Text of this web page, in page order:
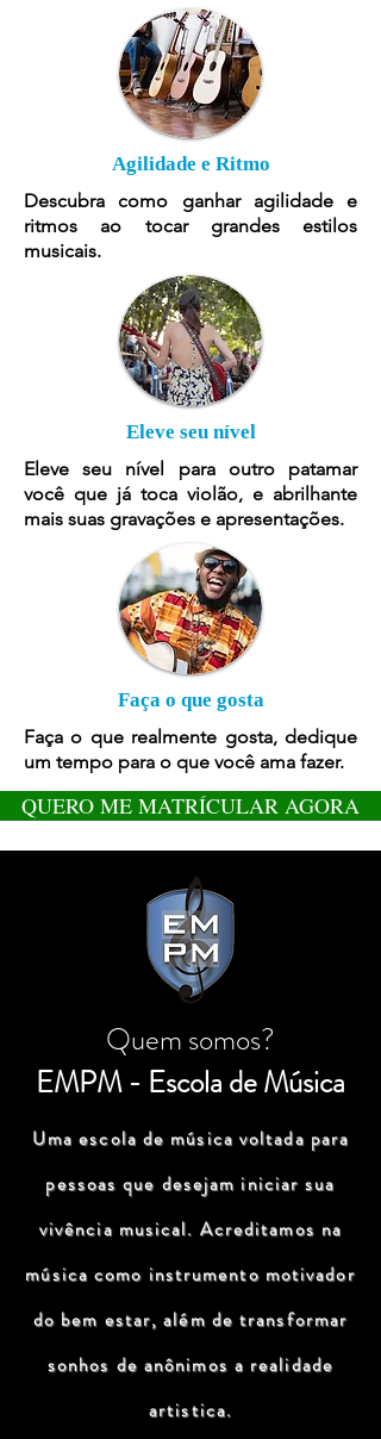
Agilidade e Ritmo
Descubra como ganhar agilidade e
ritmos ao tocar grandes estilos
musicais.
Eleve seu nível
Eleve seu nível para outro patamar
você que já toca violão, e abrilhante
mais suas gravações e apresentações.
Faça o que gosta
Faça o que realmente gosta, dedique
um tempo para o que você ama fazer.
QUERO ME MATRÍCULAR AGORA
Quem somos?
EMPM - Escola de Música
Uma escola de música voltada para
pessoas que desejam iniciar sua
vivência musical. Acreditamos na
música como instrumento motivador
do bem estar, além de transformar
sonhos de anônimos a realidade
artistica.